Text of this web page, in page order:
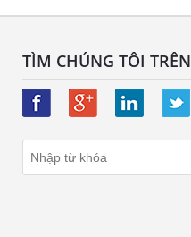
TÌM CHÚNG TÔI TRÊN